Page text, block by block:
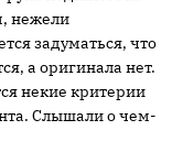
нежели
задуматься, что
а оригинала нет.
некие критерии
Слышали о чем-